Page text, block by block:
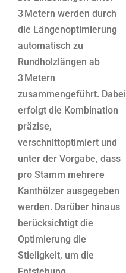
3 Metern werden durch
die Längenoptimierung
automatisch zu
Rundholzlängen ab
3 Metern
zusammengeführt. Dabei
erfolgt die Kombination
präzise,
verschnittoptimiert und
unter der Vorgabe, dass
pro Stamm mehrere
Kanthölzer ausgegeben
werden. Darüber hinaus
berücksichtigt die
Optimierung die
Stieligkeit, um die